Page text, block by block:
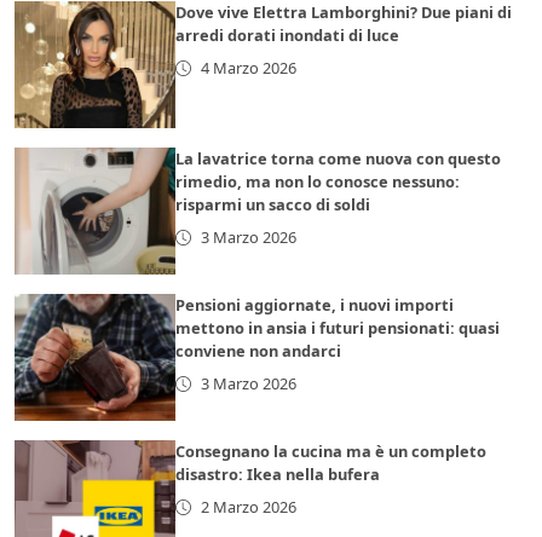
Dove vive Elettra Lamborghini? Due piani di
arredi dorati inondati di luce
4 Marzo 2026
La lavatrice torna come nuova con questo
rimedio, ma non lo conosce nessuno:
risparmi un sacco di soldi
3 Marzo 2026
Pensioni aggiornate, i nuovi importi
mettono in ansia i futuri pensionati: quasi
conviene non andarci
3 Marzo 2026
Consegnano la cucina ma è un completo
disastro: Ikea nella bufera
2 Marzo 2026